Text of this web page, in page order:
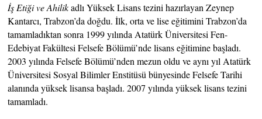
İş Etiği ve Ahilikadlı Yüksek Lisans tezini hazırlayan Zeynep
Kantarcı, Trabzon’da doğdu. İlk, orta ve lise eğitimini Trabzon’da
tamamladıktan sonra 1999 yılında Atatürk Üniversitesi Fen-
Edebiyat Fakültesi Felsefe Bölümü’nde lisans eğitimine başladı.
2003 yılında Felsefe Bölümü’nden mezun oldu ve aynı yıl Atatürk
Üniversitesi Sosyal Bilimler Enstitüsü bünyesinde Felsefe Tarihi
alanında yüksek lisansa başladı. 2007 yılında yüksek lisans tezini
tamamladı.